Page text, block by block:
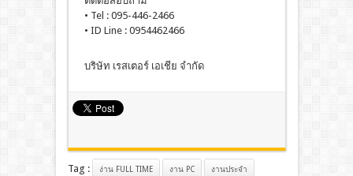
• Tel : 095-446-2466
• ID Line : 0954462466
บริษัท เรสเตอร์ เอเชีย จำกัด
Tag : ง่าน FULL TIME งาน PC งานประจํา